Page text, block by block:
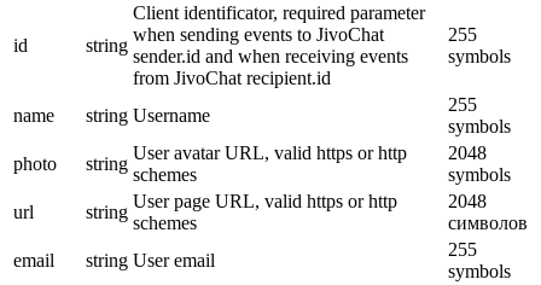
id string
Client identificator, required parameter
when sending events to JivoChat
sender.id and when receiving events
from JivoChat recipient.id
255
symbols
name string Username
255
symbols
photo
string
User avatar URL, valid https or http
schemes
2048
symbols
url
string
User page URL, valid https or http
schemes
2048
символов
email
string User email
255
symbols